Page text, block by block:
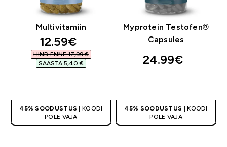
Multivitamiin
discounted price
12.59€‎
HIND ENNE 17,99 €‎
SÄÄSTA 5,40 €‎
45% SOODUSTUS | KOODI
POLE VAJA
Myprotein Testofen®
Capsules
24.99€‎
45% SOODUSTUS | KOODI
POLE VAJA